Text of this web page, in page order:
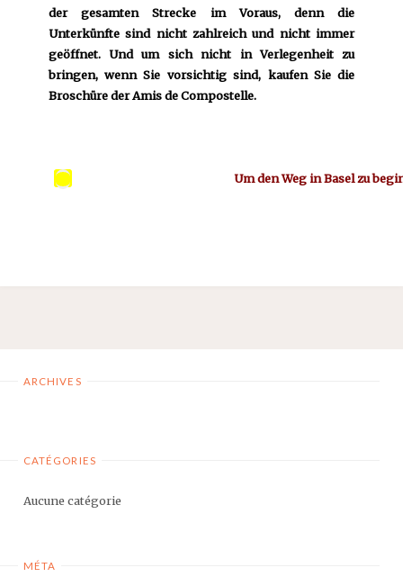
der gesamten Strecke im Voraus, denn die
Unterkünfte sind nicht zahlreich und nicht immer
geöffnet. Und um sich nicht in Verlegenheit zu
bringen, wenn Sie vorsichtig sind, kaufen Sie die
Broschüre der Amis de Compostelle.
Um den Weg in Basel zu
ARCHIVES
CATÉGORIES
Aucune catégorie
MÉTA